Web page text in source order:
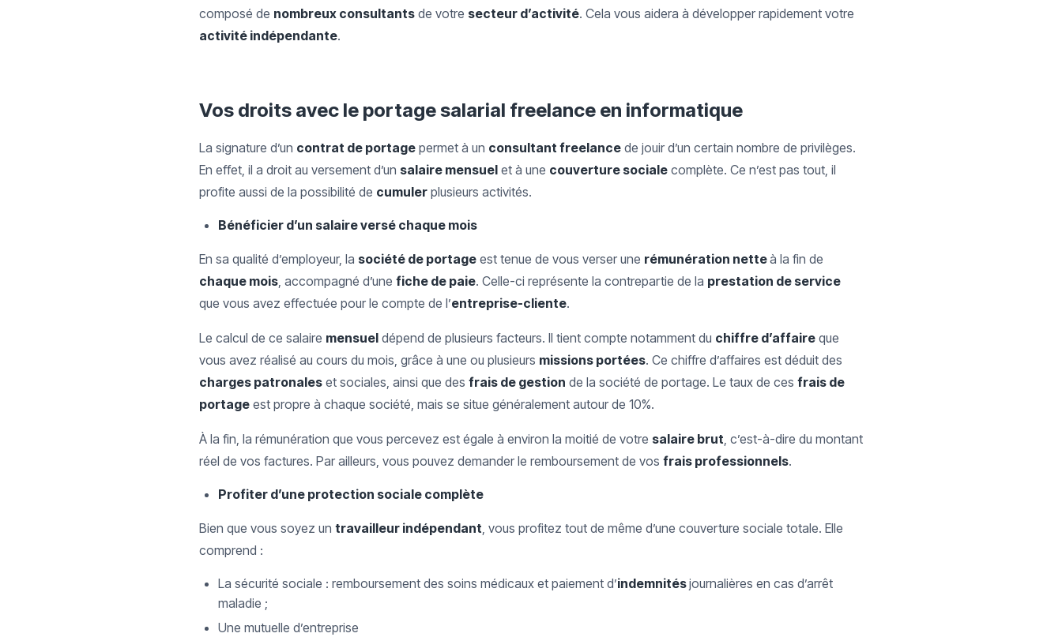
composé de nombreux consultants de votre secteur d’activité. Cela vous aidera à développer rapidement votre
activité indépendante.
Vos droits avec le portage salarial freelance en informatique
La signature d’un contrat de portage permet à un consultant freelance de jouir d’un certain nombre de privilèges.
En effet, il a droit au versement d’un salaire mensuel et à une couverture sociale complète. Ce n’est pas tout, il
profite aussi de la possibilité de cumuler plusieurs activités.
Bénéficier d’un salaire versé chaque mois
En sa qualité d’employeur, la société de portage est tenue de vous verser une rémunération netteà la fin de
chaque mois, accompagné d’une fiche de paie. Celle-ci représente la contrepartie de la prestation de service
que vous avez effectuée pour le compte de l’entreprise-cliente.
Le calcul de ce salaire mensuel dépend de plusieurs facteurs. Il tient compte notamment du chiffre d’affaire que
vous avez réalisé au cours du mois, grâce à une ou plusieurs missions portées. Ce chiffre d’affaires est déduit des
charges patronales et sociales, ainsi que des frais de gestion de la société de portage. Le taux de ces frais de
portage est propre à chaque société, mais se situe généralement autour de 10%.
À la fin, la rémunération que vous percevez est égale à environ la moitié de votre salaire brut, c’est-à-dire du montant
réel de vos factures. Par ailleurs, vous pouvez demander le remboursement de vos frais professionnels.
Profiter d’une protection sociale complète
Bien que vous soyez un travailleur indépendant, vous profitez tout de même d’une couverture sociale totale. Elle
comprend :
La sécurité sociale : remboursement des soins médicaux et paiement d’indemnitésjournalières en cas d’arrêt
maladie ;
Une mutuelle d’entreprise